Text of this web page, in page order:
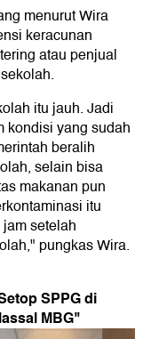
menurut Wira
keracunan
atau penjual
itu jauh. Jadi
kondisi yang sudah
beralih
selain bisa
makanan pun
itu
setelah
pungkas Wira.
SPPG di
MBG"